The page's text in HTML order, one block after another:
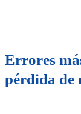
Errores
pérdida de